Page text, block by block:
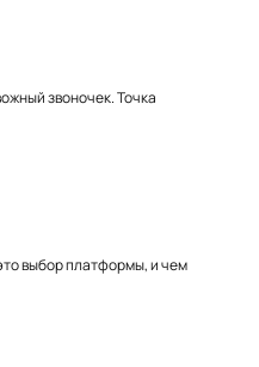
звоночек. Точка
выбор платформы, и чем